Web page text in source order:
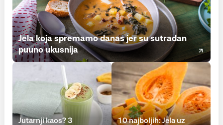
Jela koja spremamo danas jer su sutradan
puuno ukusnija
Jutarnji kaos? 3
10 najboljih: Jela uz